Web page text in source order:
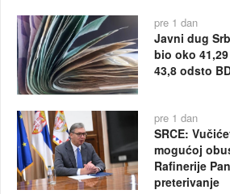
pre 1 dan
Javni dug
bio oko
43,8 odsto
pre 1 dan
SRCE:
mogućoj
Rafinerije
preterivanje